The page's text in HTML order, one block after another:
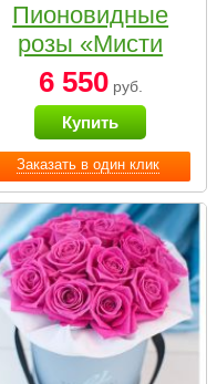
Заказать в один клик
Пионовидные
розы «Мисти
бабблс» в
черной коробке
Small
6 550руб.
Купить